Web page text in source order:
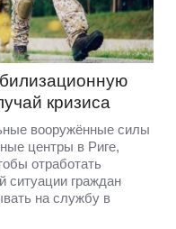
кризиса
вооружённые силы
центры в Риге,
отработать
ситуации граждан
на службу в